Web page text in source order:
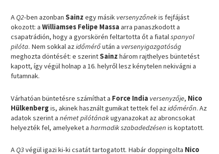
A Q2-ben azonbanSainz egy másik versenyzőnekis fejfájást
okozott: aWilliamses Felipe Massaarra panaszkodott a
csapatrádión, hogy a gyorskörén feltartotta őt a fiatalspanyol
pilóta. Nem sokkal azidőmérőután a versenyigazgatóság
meghozta döntését: e szerintSainz három rajthelyes büntetést
kapott, így végül holnap a 16. helyről lesz kénytelen nekivágni a
futamnak.
Várhatóan büntetésre számíthat a Force India versenyzője, Nico
Hülkenberg is, akinek használt gumikat tettek fel azidőmérőn. Az
adatok szerint anémet pilótánakugyanazokat az abroncsokat
helyezték fel, amelyeket aharmadik szabadedzésen is koptatott.
A Q3végül igazi ki-ki csatát tartogatott. Habár doppingolta Nico